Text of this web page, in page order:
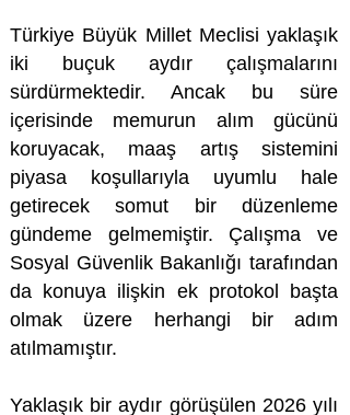
Türkiye Büyük Millet Meclisi yaklaşık
iki buçuk aydır çalışmalarını
sürdürmektedir. Ancak bu süre
içerisinde memurun alım gücünü
koruyacak, maaş artış sistemini
piyasa koşullarıyla uyumlu hale
getirecek somut bir düzenleme
gündeme gelmemiştir. Çalışma ve
Sosyal Güvenlik Bakanlığı tarafından
da konuya ilişkin ek protokol başta
olmak üzere herhangi bir adım
atılmamıştır.
Yaklaşık bir aydır görüşülen 2026 yılı